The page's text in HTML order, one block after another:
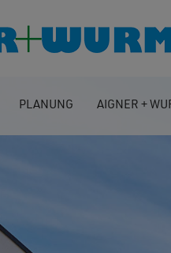
PLANUNG AIGNER +